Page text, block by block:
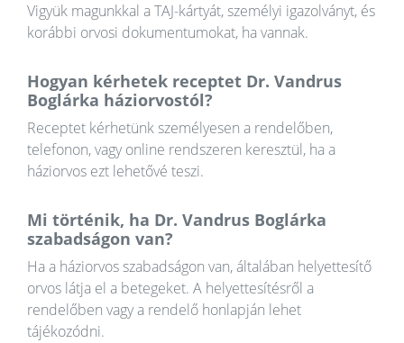
Vigyük magunkkal a TAJ-kártyát, személyi igazolványt, és
korábbi orvosi dokumentumokat, ha vannak.
Hogyan kérhetek receptet Dr. Vandrus
Boglárka háziorvostól?
Receptet kérhetünk személyesen a rendelőben,
telefonon, vagy online rendszeren keresztül, ha a
háziorvos ezt lehetővé teszi.
Mi történik, ha Dr. Vandrus Boglárka
szabadságon van?
Ha a háziorvos szabadságon van, általában helyettesítő
orvos látja el a betegeket. A helyettesítésről a
rendelőben vagy a rendelő honlapján lehet
tájékozódni.